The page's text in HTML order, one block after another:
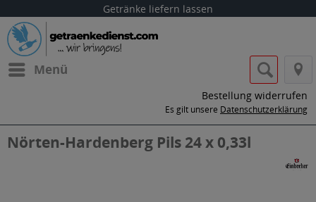
Getränke liefern lassen
Menü
Bestellung widerrufen
Es gilt unsere Datenschutzerklärung
Nörten-Hardenberg Pils 24 x 0,33l